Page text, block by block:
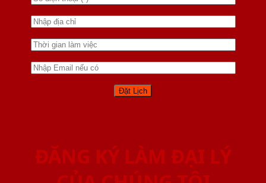
ĐĂNG KÝ LÀM ĐẠI LÝ